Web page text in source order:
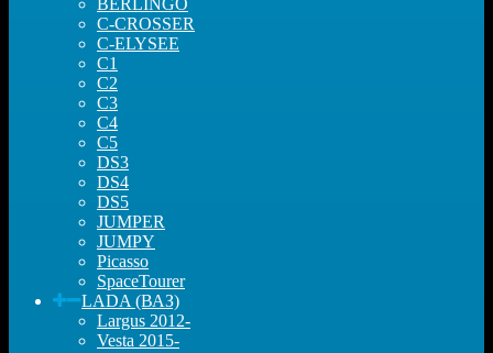
BERLINGO
C-CROSSER
C-ELYSEE
C1
C2
C3
C4
C5
DS3
DS4
DS5
JUMPER
JUMPY
Picasso
SpaceTourer
LADA (ВАЗ)
Largus 2012-
Vesta 2015-